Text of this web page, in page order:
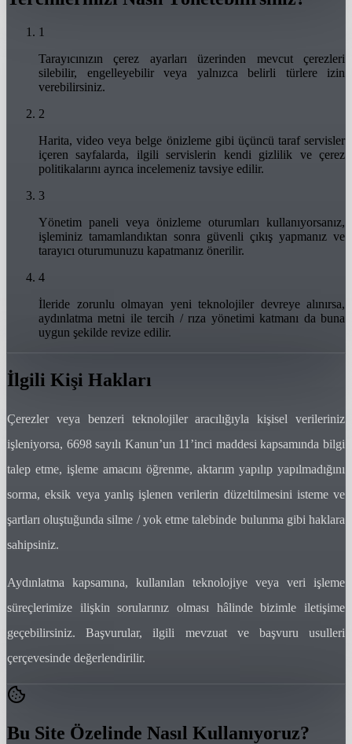
1
Tarayıcınızın çerez ayarları üzerinden mevcut çerezleri
silebilir, engelleyebilir veya yalnızca belirli türlere izin
verebilirsiniz.
2
Harita, video veya belge önizleme gibi üçüncü taraf servisler
içeren sayfalarda, ilgili servislerin kendi gizlilik ve çerez
politikalarını ayrıca incelemeniz tavsiye edilir.
3
Yönetim paneli veya önizleme oturumları kullanıyorsanız,
işleminiz tamamlandıktan sonra güvenli çıkış yapmanız ve
tarayıcı oturumunuzu kapatmanız önerilir.
4
İleride zorunlu olmayan yeni teknolojiler devreye alınırsa,
aydınlatma metni ile tercih / rıza yönetimi katmanı da buna
uygun şekilde revize edilir.
İlgili Kişi Hakları
Çerezler veya benzeri teknolojiler aracılığıyla kişisel verileriniz
işleniyorsa, 6698 sayılı Kanun’un 11’inci maddesi kapsamında bilgi
talep etme, işleme amacını öğrenme, aktarım yapılıp yapılmadığını
sorma, eksik veya yanlış işlenen verilerin düzeltilmesini isteme ve
şartları oluştuğunda silme / yok etme talebinde bulunma gibi haklara
sahipsiniz.
Aydınlatma kapsamına, kullanılan teknolojiye veya veri işleme
süreçlerimize ilişkin sorularınız olması hâlinde bizimle iletişime
geçebilirsiniz. Başvurular, ilgili mevzuat ve başvuru usulleri
çerçevesinde değerlendirilir.
Bu Site Özelinde Nasıl Kullanıyoruz?